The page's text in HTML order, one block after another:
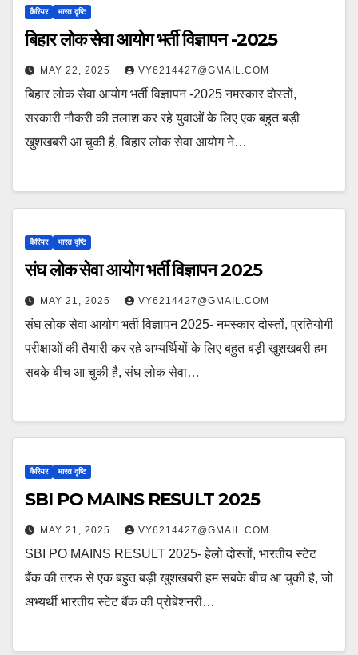
कैरियर भारत दृष्टि
बिहार लोक सेवा आयोग भर्ती विज्ञापन -2025
MAY 22, 2025 VY6214427@GMAIL.COM
बिहार लोक सेवा आयोग भर्ती विज्ञापन -2025 नमस्कार दोस्तों,
सरकारी नौकरी की तलाश कर रहे युवाओं के लिए एक बहुत बड़ी
खुशखबरी आ चुकी है, बिहार लोक सेवा आयोग ने…
कैरियर भारत दृष्टि
संघ लोक सेवा आयोग भर्ती विज्ञापन 2025
MAY 21, 2025 VY6214427@GMAIL.COM
संघ लोक सेवा आयोग भर्ती विज्ञापन 2025- नमस्कार दोस्तों, प्रतियोगी
परीक्षाओं की तैयारी कर रहे अभ्यर्थियों के लिए बहुत बड़ी खुशखबरी हम
सबके बीच आ चुकी है, संघ लोक सेवा…
कैरियर भारत दृष्टि
SBI PO MAINS RESULT 2025
MAY 21, 2025 VY6214427@GMAIL.COM
SBI PO MAINS RESULT 2025- हेलो दोस्तों, भारतीय स्टेट
बैंक की तरफ से एक बहुत बड़ी खुशखबरी हम सबके बीच आ चुकी है, जो
अभ्यर्थी भारतीय स्टेट बैंक की प्रोबेशनरी…